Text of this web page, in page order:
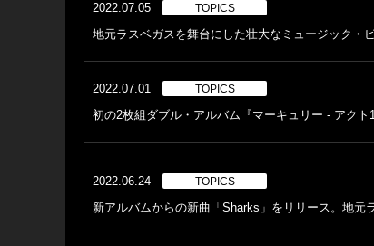
2022.07.05 TOPICS
地元ラスベガスを舞台にした壮大なミュージック・
2022.07.01 TOPICS
初の2枚組ダブル・アルバム『マーキュリー - アク
2022.06.24 TOPICS
新アルバムからの新曲「Sharks」をリリース。地元